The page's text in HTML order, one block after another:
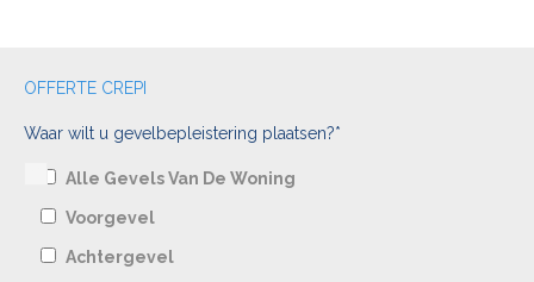
OFFERTE CREPI
Waar wilt u gevelbepleistering plaatsen?*
Alle Gevels Van De Woning
Voorgevel
Achtergevel